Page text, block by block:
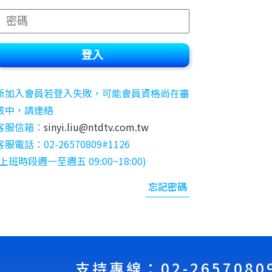
登入
加入會員若登入失敗，可能會員資格尚在審
中，請連絡
服信箱： sinyi.liu@ntdtv.com.tw
服電話：02-26570809#1126
班時段週⼀⾄週五 09:00~18:00)
忘記密碼